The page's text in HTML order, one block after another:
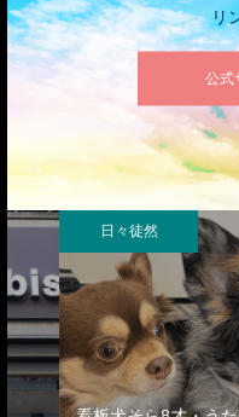
リ
公式
日々徒然